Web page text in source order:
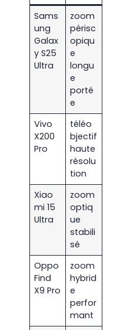
Sams
ung
Galax
y S25
Ultra
zoom
périsc
opiqu
e
longu
e
porté
e
Vivo
X200
Pro
téléo
bjectif
haute
résolu
tion
Xiao
mi 15
Ultra
zoom
optiq
ue
stabili
sé
Oppo
Find
X9 Pro
zoom
hybrid
e
perfor
mant